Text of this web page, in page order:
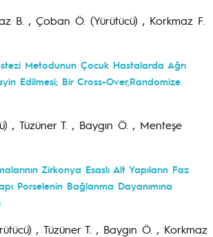
B. , Çoban Ö. (Yürütücü) , Korkmaz F.
Metodunun Çocuk Hastalarda Ağrı
Edilmesi; Bir Cross-Over,Randomize
, Tüzüner T. , Baygın Ö. , Menteşe
Zirkonya Esaslı Alt Yapıların Faz
Porselenin Bağlanma Dayanımına
, Tüzüner T. , Baygın Ö. , Korkmaz